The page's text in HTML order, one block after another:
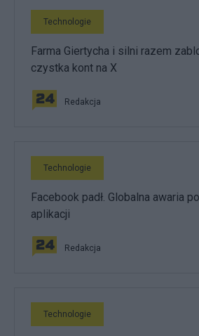
Technologie
Farma Giertycha i silni razem
czystka kont na X
Redakcja
Technologie
Facebook padł. Globalna awaria
aplikacji
Redakcja
Technologie